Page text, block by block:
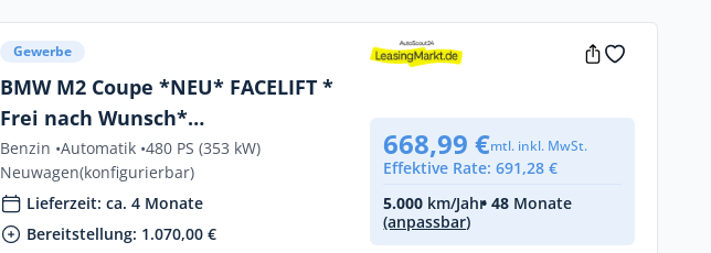
Gewerbe
BMW M2 Coupe *NEU* FACELIFT *
Frei nach Wunsch*
GEWERBEKNALLER
Benzin •Automatik •480 PS (353 kW)
Neuwagen(konfigurierbar)
Lieferzeit: ca. 4 Monate
Bereitstellung: 1.070,00 €
668,99 €mtl. inkl. MwSt.
Effektive Rate: 691,28 €
5.000 km/Jahr• 48 Monate
(anpassbar)